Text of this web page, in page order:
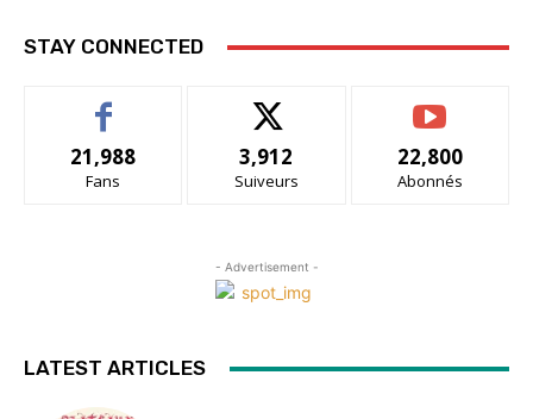
STAY CONNECTED
21,988
Fans
3,912
Suiveurs
22,800
Abonnés
- Advertisement -
LATEST ARTICLES